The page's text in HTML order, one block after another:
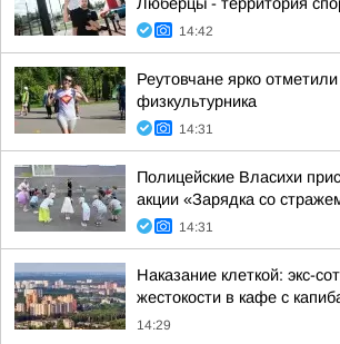
14:42
Реутовчане ярко
физкультурника
14:31
Полицейские Власихи
акции «Зарядка со
14:31
Наказание клеткой: экс-
жестокости в кафе с
14:29